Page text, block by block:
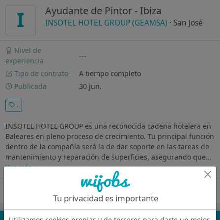
I Ayudante de Pintor - Ibiza
INSOTEL HOTEL GROUP (GEAMSA) · San José
Nivel de
experiencia
---
Tipo de contrato
A tiempo completo
Publicada
30 jun.
.
INSOTEL HOTEL GROUP es una reconocida cadena hotelera en
Baleares en pleno proceso de crecimiento. Tu principal función
dentro de la compañía será la de dar soporte en las tareas de
mantenimiento y reparación de superficies, asegurando que...
Ver más
Tu privacidad es importante